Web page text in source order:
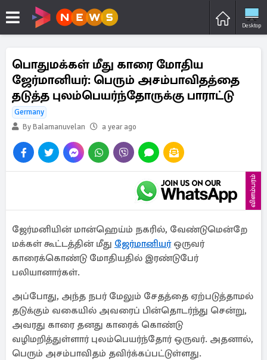
Desktop
பொதுமக்கள் மீது காரை மோதிய
ஜேர்மானியர்: பெரும் அசம்பாவிதத்தை
தடுத்த புலம்பெயர்ந்தோருக்கு பாராட்டு
Germany
By Balamanuvelan
a year ago
விளம்பரம்
ஜேர்மனியின் மான்ஹெய்ம் நகரில், வேண்டுமென்றே
மக்கள் கூட்டத்தின் மீது ஜேர்மானியர்ஒருவர்
காரைக்கொண்டு மோதியதில் இரண்டுபேர்
பலியானார்கள்.
அப்போது, அந்த நபர் மேலும் சேதத்தை ஏற்படுத்தாமல்
தடுக்கும் வகையில் அவரைப் பின்தொடர்ந்து சென்று,
அவரது காரை தனது காரைக் கொண்டு
வழிமறித்துள்ளார் புலம்பெயர்ந்தோர் ஒருவர். அதனால்,
பெரும் அசம்பாவிதம் தவிர்க்கப்பட்டுள்ளது.